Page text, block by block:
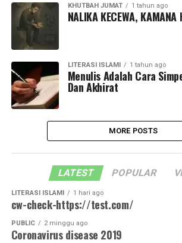
KHUTBAH JUMAT 1 tahun ago
NALIKA KECEWA, KAMANA
LITERASI ISLAMI 1 tahun ago
Menulis Adalah Cara
Dan Akhirat
MORE POSTS
LATEST POPULAR
LITERASI ISLAMI 1 hari ago
cw-check-https://test.com/
PUBLIC 2 minggu ago
Coronavirus disease 2019